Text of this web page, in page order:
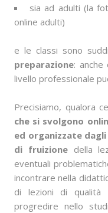
sia ad adulti (la
online adulti)
e le classi sono
preparazione:
livello professionale
Precisiamo, qualora
che si svolgono
ed organizzate
di fruizionedella
eventuali
incontrare nella
di lezioni di
progredire nello